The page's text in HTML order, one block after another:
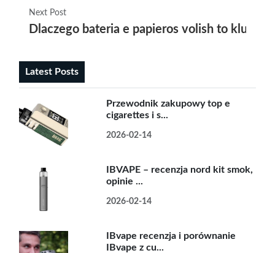
Next Post
Dlaczego bateria e papieros volish to klucz
Latest Posts
Przewodnik zakupowy top e
cigarettes i s...
2026-02-14
IBVAPE – recenzja nord kit smok,
opinie ...
2026-02-14
IBvape recenzja i porównanie
IBvape z cu...